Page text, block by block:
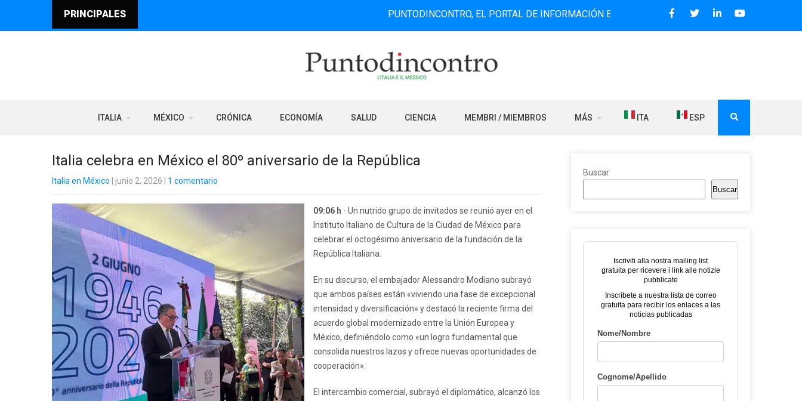
PRINCIPALES PUNTODINCONTRO, EL PORTAL DE INFORMACIÓN BILINGÜE QUE DESDE 2006 DIFUNDE NOTICIAS
ITALIA MÉXICO CRÓNICA ECONOMÍA SALUD CIENCIA MEMBRI / MIEMBROS MÁS ITA ESP
Italia celebra en México el 80º aniversario de la República
Italia en México | junio 2, 2026 1 comentario
09:06 h - Un nutrido grupo de invitados se reunió ayer en el
Instituto Italiano de Cultura de la Ciudad de México para
celebrar el octogésimo aniversario de la fundación de la
República Italiana.
En su discurso, el embajador Alessandro Modiano subrayó
que ambos países están «viviendo una fase de excepcional
intensidad y diversificación» y destacó la reciente firma del
acuerdo global modernizado entre la Unión Europea y
México, definiéndolo como «un logro fundamental que
consolida nuestros lazos y ofrece nuevas oportunidades de
cooperación».
El intercambio comercial, subrayó el diplomático, alcanzó los
Buscar
Buscar
Iscriviti alla nostra mailing list
gratuita per ricevere i link alle notizie
pubblicate
Inscríbete a nuestra lista de correo
gratuita para recibir los enlaces a las
noticias publicadas
Nome/Nombre
Cognome/Apellido